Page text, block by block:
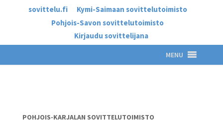
sovittelu.fi
Kymi-Saimaan sovittelutoimisto
Pohjois-Savon sovittelutoimisto
Kirjaudu sovittelijana
MENU
POHJOIS-KARJALAN SOVITTELUTOIMISTO